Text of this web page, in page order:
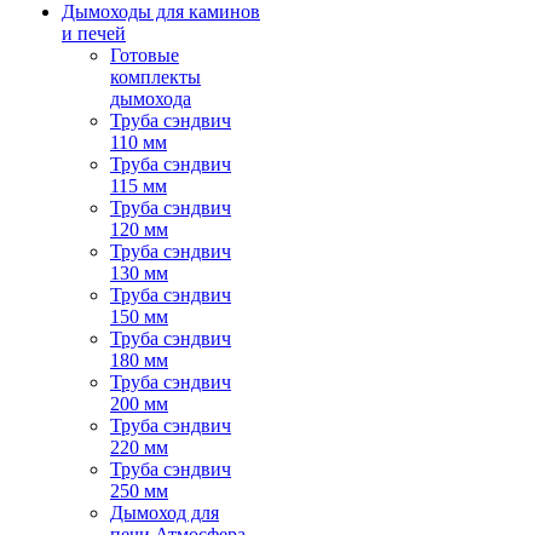
Дымоходы для каминов
и печей
Готовые
комплекты
дымохода
Труба сэндвич
110 мм
Труба сэндвич
115 мм
Труба сэндвич
120 мм
Труба сэндвич
130 мм
Труба сэндвич
150 мм
Труба сэндвич
180 мм
Труба сэндвич
200 мм
Труба сэндвич
220 мм
Труба сэндвич
250 мм
Дымоход для